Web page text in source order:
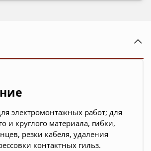
электромонтажных работ; для
и круглого материала, гибки,
резки кабеля, удаления
контактных гильз.